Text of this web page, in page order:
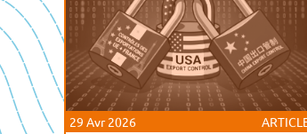
29 Avr 2026